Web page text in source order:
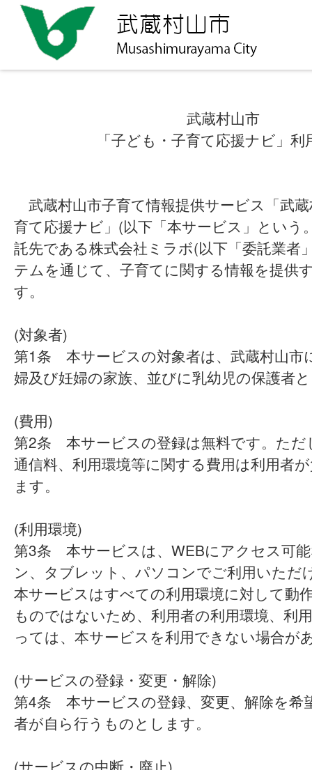
武蔵村山市
「子ども・子育て応援ナビ」利
武蔵村山市子育て情報提供サービス「武
育て応援ナビ」(以下「本サービス」という
託先である株式会社ミラボ(以下「委託業者
テムを通じて、子育てに関する情報を提供
す。
(対象者)
第1条 本サービスの対象者は、武蔵村山市
婦及び妊婦の家族、並びに乳幼児の保護者
(費用)
第2条 本サービスの登録は無料です。ただ
通信料、利用環境等に関する費用は利用者
ます。
(利用環境)
第3条 本サービスは、WEBにアクセス可
ン、タブレット、パソコンでご利用いただ
本サービスはすべての利用環境に対して動
ものではないため、利用者の利用環境、利
っては、本サービスを利用できない場合が
(サービスの登録・変更・解除)
第4条 本サービスの登録、変更、解除を希
者が自ら行うものとします。